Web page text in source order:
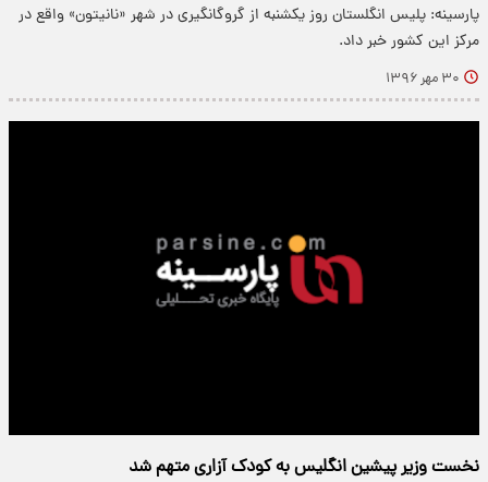
پارسینه: پلیس انگلستان روز یکشنبه از گروگانگیری در شهر «نانیتون» واقع در
مرکز این کشور خبر داد.
۳۰ مهر ۱۳۹۶
نخست‌ وزیر پیشین انگلیس به کودک‌ آزاری متهم شد